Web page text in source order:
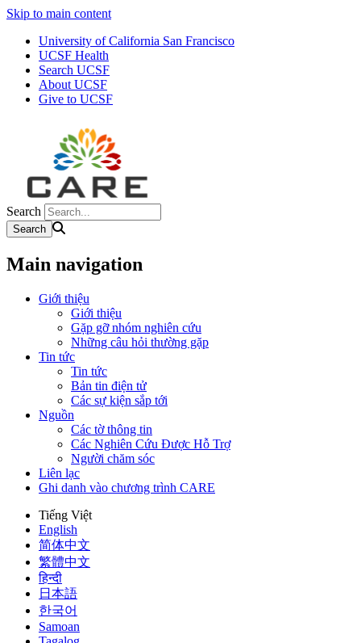
Skip to main content
University of California San Francisco
UCSF Health
Search UCSF
About UCSF
Give to UCSF
Search
Main navigation
Giới thiệu
Giới thiệu
Gặp gỡ nhóm nghiên cứu
Những câu hỏi thường gặp
Tin tức
Tin tức
Bản tin điện tử
Các sự kiện sắp tới
Nguồn
Các tờ thông tin
Các Nghiên Cứu Được Hỗ Trợ
Người chăm sóc
Liên lạc
Ghi danh vào chương trình CARE
Tiếng Việt
English
简体中文
繁體中文
हिन्दी
日本語
한국어
Samoan